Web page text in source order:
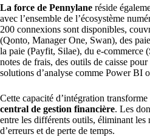
La force de Pennylane réside
avec l’ensemble de l’écosystème
200 connexions sont disponibles,
(Qonto, Manager One, Swan), des
la paie (Payfit, Silae), du e-commerce
notes de frais, des outils de caisse
solutions d’analyse comme Power BI
Cette capacité d’intégration
central de gestion financière. Les
entre les différents outils, éliminant les
d’erreurs et de perte de temps.